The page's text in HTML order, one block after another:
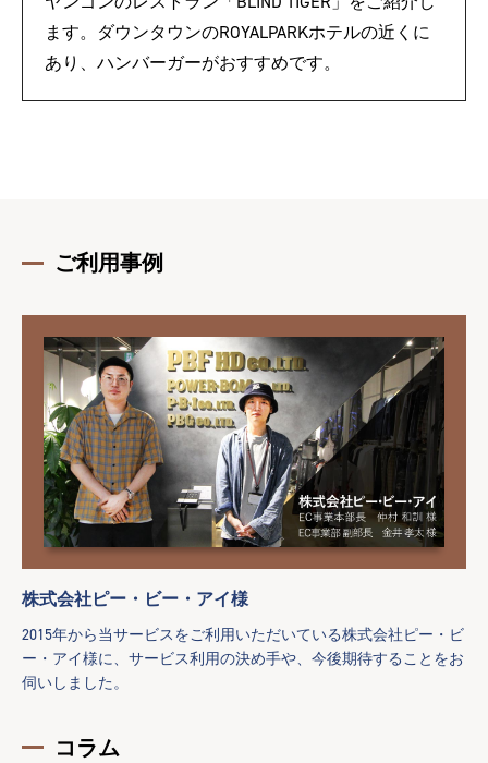
ます。ダウンタウンのROYALPARKホテルの近くに
あり、ハンバーガーがおすすめです。
ご利用事例
株式会社ピー・ビー・アイ様
2015年から当サービスをご利用いただいている株式会社ピー・ビ
ー・アイ様に、サービス利用の決め手や、今後期待することをお
伺いしました。
コラム